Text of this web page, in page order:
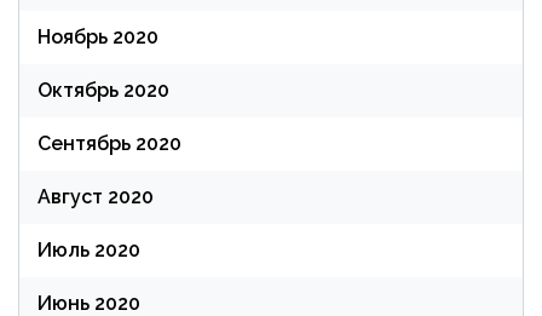
Ноябрь 2020
Октябрь 2020
Сентябрь 2020
Август 2020
Июль 2020
Июнь 2020